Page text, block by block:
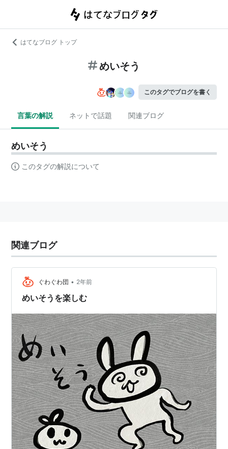
はてなブログ トップ
めいそう
このタグでブログを書く
言葉の解説 ネットで話題 関連ブログ
めいそう
このタグの解説について
関連ブログ
ぐわぐわ団 • 2年前
めいそうを楽しむ